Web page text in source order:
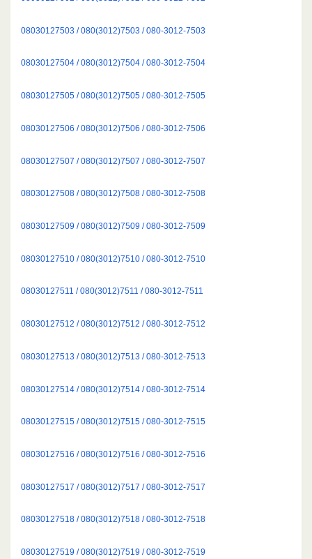
08030127503 / 080(3012)7503 / 080-3012-7503
08030127504 / 080(3012)7504 / 080-3012-7504
08030127505 / 080(3012)7505 / 080-3012-7505
08030127506 / 080(3012)7506 / 080-3012-7506
08030127507 / 080(3012)7507 / 080-3012-7507
08030127508 / 080(3012)7508 / 080-3012-7508
08030127509 / 080(3012)7509 / 080-3012-7509
08030127510 / 080(3012)7510 / 080-3012-7510
08030127511 / 080(3012)7511 / 080-3012-7511
08030127512 / 080(3012)7512 / 080-3012-7512
08030127513 / 080(3012)7513 / 080-3012-7513
08030127514 / 080(3012)7514 / 080-3012-7514
08030127515 / 080(3012)7515 / 080-3012-7515
08030127516 / 080(3012)7516 / 080-3012-7516
08030127517 / 080(3012)7517 / 080-3012-7517
08030127518 / 080(3012)7518 / 080-3012-7518
08030127519 / 080(3012)7519 / 080-3012-7519